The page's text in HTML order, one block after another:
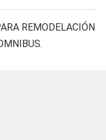
REMODELACIÓN